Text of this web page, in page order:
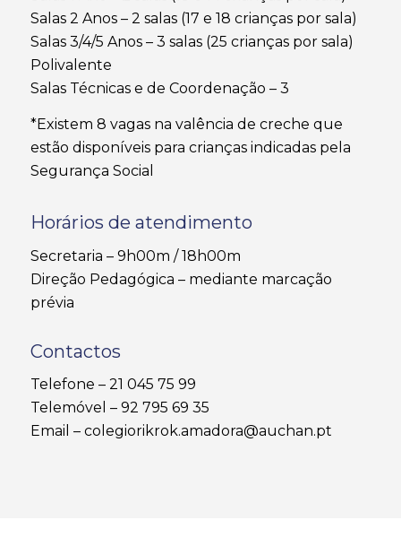
Salas 2 Anos – 2 salas (17 e 18 crianças por sala)
Salas 3/4/5 Anos – 3 salas (25 crianças por sala)
Polivalente
Salas Técnicas e de Coordenação – 3
*Existem 8 vagas na valência de creche que
estão disponíveis para crianças indicadas pela
Segurança Social
Horários de atendimento
Secretaria – 9h00m / 18h00m
Direção Pedagógica – mediante marcação
prévia
Contactos
Telefone – 21 045 75 99
Telemóvel – 92 795 69 35
Email – colegiorikrok.amadora@auchan.pt